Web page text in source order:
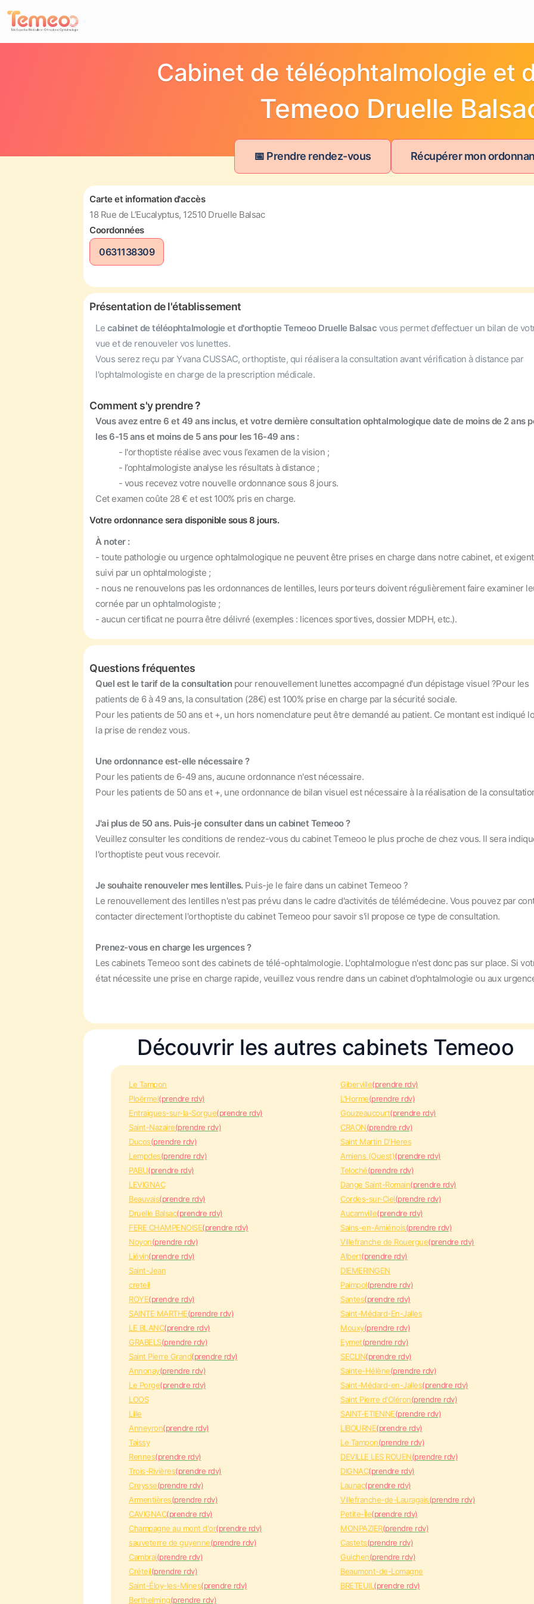
Cabinet de téléophtalmologie et
Temeoo Druelle
📅 Prendre rendez-vous Récupérer mon
Carte et information d'accès
18 Rue de L’Eucalyptus, 12510 Druelle Balsac
Coordonnées
0631138309
Présentation de l'établissement
Le cabinet de téléophtalmologie et d'orthoptie Temeoo Druelle Balsac vous permet d’effectuer un bilan de
vue et de renouveler vos lunettes.
Vous serez reçu par Yvana CUSSAC, orthoptiste, qui réalisera la consultation avant vérification à distance par
l'ophtalmologiste en charge de la prescription médicale.
Comment s'y prendre ?
Vous avez entre 6 et 49 ans inclus, et votre dernière consultation ophtalmologique date de moins de 2 ans
les 6-15 ans et moins de 5 ans pour les 16-49 ans :
- l'orthoptiste réalise avec vous l’examen de la vision ;
- l’ophtalmologiste analyse les résultats à distance ;
- vous recevez votre nouvelle ordonnance sous 8 jours.
Cet examen coûte 28 € et est 100% pris en charge.
Votre ordonnance sera disponible sous 8 jours.
À noter :
- toute pathologie ou urgence ophtalmologique ne peuvent être prises en charge dans notre cabinet, et
suivi par un ophtalmologiste ;
- nous ne renouvelons pas les ordonnances de lentilles, leurs porteurs doivent régulièrement faire examiner
cornée par un ophtalmologiste ;
- aucun certificat ne pourra être délivré (exemples : licences sportives, dossier MDPH, etc.).
Questions fréquentes
Quel est le tarif de la consultation pour renouvellement lunettes accompagné d'un dépistage visuel ?Pour les
patients de 6 à 49 ans, la consultation (28€) est 100% prise en charge par la sécurité sociale.
Pour les patients de 50 ans et +, un hors nomenclature peut être demandé au patient. Ce montant est indiqué
la prise de rendez vous.
Une ordonnance est-elle nécessaire ?
Pour les patients de 6-49 ans, aucune ordonnance n'est nécessaire.
Pour les patients de 50 ans et +, une ordonnance de bilan visuel est nécessaire à la réalisation de la
J'ai plus de 50 ans. Puis-je consulter dans un cabinet Temeoo ?
Veuillez consulter les conditions de rendez-vous du cabinet Temeoo le plus proche de chez vous. Il sera
l'orthoptiste peut vous recevoir.
Je souhaite renouveler mes lentilles. Puis-je le faire dans un cabinet Temeoo ?
Le renouvellement des lentilles n'est pas prévu dans le cadre d'activités de télémédecine. Vous pouvez par
contacter directement l'orthoptiste du cabinet Temeoo pour savoir s'il propose ce type de consultation.
Prenez-vous en charge les urgences ?
Les cabinets Temeoo sont des cabinets de télé-ophtalmologie. L'ophtalmologue n'est donc pas sur place. Si
état nécessite une prise en charge rapide, veuillez vous rendre dans un cabinet d'ophtalmologie ou aux
Découvrir les autres cabinets Temeoo
Le Tampon Giberville(prendre rdv)
Ploërmel(prendre rdv) L'Horme(prendre rdv)
Entraigues-sur-la-Sorgue(prendre rdv) Gouzeaucourt(prendre rdv)
Saint-Nazaire(prendre rdv) CRAON(prendre rdv)
Ducos(prendre rdv)
Saint Martin D'Heres
Lempdes(prendre rdv) Amiens (Ouest)(prendre rdv)
PABU(prendre rdv) Teloché(prendre rdv)
LEVIGNAC
Dange Saint-Romain(prendre rdv)
Beauvais(prendre rdv) Cordes-sur-Ciel(prendre rdv)
Druelle Balsac(prendre rdv) Aucamville(prendre rdv)
FERE CHAMPENOISE(prendre rdv) Sains-en-Amiénois(prendre rdv)
Noyon(prendre rdv) Villefranche de Rouergue(prendre rdv)
Liévin(prendre rdv) Albert(prendre rdv)
Saint-Jean
DIEMERINGEN
creteil
Paimpol(prendre rdv)
ROYE(prendre rdv) Santes(prendre rdv)
SAINTE MARTHE(prendre rdv)
Saint-Médard-En-Jalles
LE BLANC(prendre rdv) Mouxy(prendre rdv)
GRABELS(prendre rdv) Eymet(prendre rdv)
Saint Pierre Grand(prendre rdv) SECLIN(prendre rdv)
Annonay(prendre rdv) Sainte-Hélène(prendre rdv)
Le Porge(prendre rdv) Saint-Médard-en-Jalles(prendre rdv)
LOOS
Saint Pierre d'Oléron(prendre rdv)
Lille
SAINT-ETIENNE(prendre rdv)
Anneyron(prendre rdv) LIBOURNE(prendre rdv)
Taissy
Le Tampon(prendre rdv)
Rennes(prendre rdv) DEVILLE LES ROUEN(prendre rdv)
Trois-Rivières(prendre rdv) DIGNAC(prendre rdv)
Creysse(prendre rdv) Launac(prendre rdv)
Armentières(prendre rdv) Villefranche-de-Lauragais(prendre rdv)
CAVIGNAC(prendre rdv) Petite-Île(prendre rdv)
Champagne au mont d'or(prendre rdv) MONPAZIER(prendre rdv)
sauveterre de guyenne(prendre rdv) Castets(prendre rdv)
Cambrai(prendre rdv) Guichen(prendre rdv)
Créteil(prendre rdv)
Beaumont-de-Lomagne
Saint-Éloy-les-Mines(prendre rdv) BRETEUIL (prendre rdv)
Berthelming(prendre rdv)